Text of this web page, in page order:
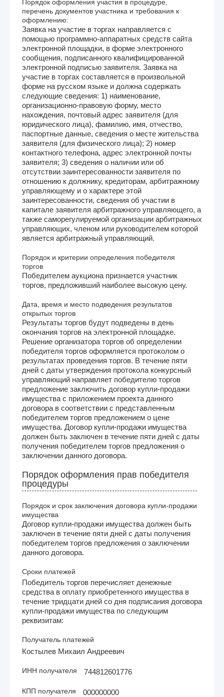
Порядок оформления участия в процедуре,
перечень документов участника и требования к
оформлению:
Заявка на участие в торгах направляется с
помощью программно-аппаратных средств сайта
электронной площадки, в форме электронного
сообщения, подписанного квалифицированной
электронной подписью заявителя. Заявка на
участие в торгах составляется в произвольной
форме на русском языке и должна содержать
следующие сведения: 1) наименование,
организационно-правовую форму, место
нахождения, почтовый адрес заявителя (для
юридического лица), фамилию, имя, отчество,
паспортные данные, сведения о месте жительства
заявителя (для физического лица); 2) номер
контактного телефона, адрес электронной почты
заявителя; 3) сведения о наличии или об
отсутствии заинтересованности заявителя по
отношению к должнику, кредиторам, арбитражному
управляющему и о характере этой
заинтересованности, сведения об участии в
капитале заявителя арбитражного управляющего, а
также саморегулируемой организации арбитражных
управляющих, членом или руководителем которой
является арбитражный управляющий.
Порядок и критерии определения победителя
торгов
Победителем аукциона признается участник
торгов, предложивший наиболее высокую цену.
Дата, время и место подведения результатов
открытых торгов
Результаты торгов будут подведены в день
окончания торгов на электронной площадке.
Решение организатора торгов об определении
победителя торгов оформляется протоколом о
результатах проведения торгов. В течение пяти
дней с даты утверждения протокола конкурсный
управляющий направляет победителю торгов
предложение заключить договор купли-продажи
имущества с приложением проекта данного
договора в соответствии с представленным
победителем торгов предложением о цене
имущества. Договор купли-продажи имущества
должен быть заключен в течение пяти дней с даты
получения победителем торгов предложения о
заключении данного договора.
Порядок оформления прав победителя
процедуры
Порядок и срок заключения договора купли-продажи
имущества
Договор купли-продажи имущества должен быть
заключен в течение пяти дней с даты получения
победителем торгов предложения о заключении
данного договора.
Сроки платежей
Победитель торгов перечисляет денежные
средства в оплату приобретенного имущества в
течение тридцати дней со дня подписания договора
купли-продажи имущества по следующим
реквизитам:
Получатель платежей
Костылев Михаил Андреевич
ИНН получателя 744812601776
КПП получателя 000000000